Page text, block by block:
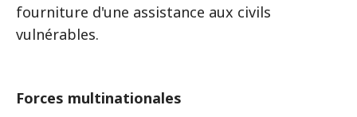
fourniture d'une assistance aux civils
vulnérables.
Forces multinationales